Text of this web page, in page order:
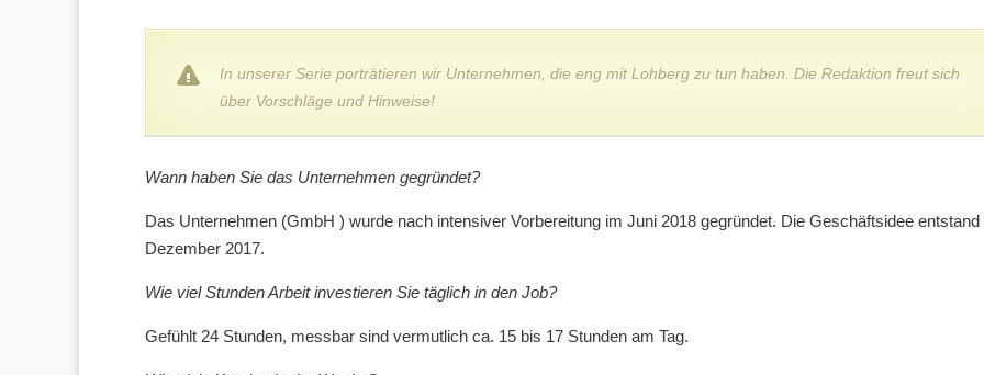
In unserer Serie porträtieren wir Unternehmen, die eng mit Lohberg zu tun haben. Die Redaktion freut sich
über Vorschläge und Hinweise!
Wann haben Sie das Unternehmen gegründet?
Das Unternehmen (GmbH ) wurde nach intensiver Vorbereitung im Juni 2018 gegründet. Die Geschäftsidee entstand
Dezember 2017.
Wie viel Stunden Arbeit investieren Sie täglich in den Job?
Gefühlt 24 Stunden, messbar sind vermutlich ca. 15 bis 17 Stunden am Tag.